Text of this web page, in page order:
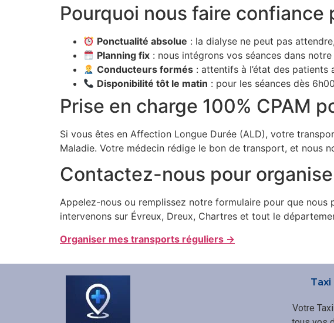
Pourquoi nous faire confiance
Ponctualité absolue : la dialyse ne peut pas
Planning fix : nous intégrons vos séances dans
Conducteurs formés : attentifs à l’état des patients
Disponibilité tôt le matin : pour les séances dès
Prise en charge 100% CPAM
Si vous êtes en Affection Longue Durée (ALD), votre
Maladie. Votre médecin rédige le bon de transport, et nous
Contactez-nous pour
Appelez-nous ou remplissez notre formulaire pour que
intervenons sur Évreux, Dreux, Chartres et tout le
Organiser mes transports réguliers →
Taxi
Votre